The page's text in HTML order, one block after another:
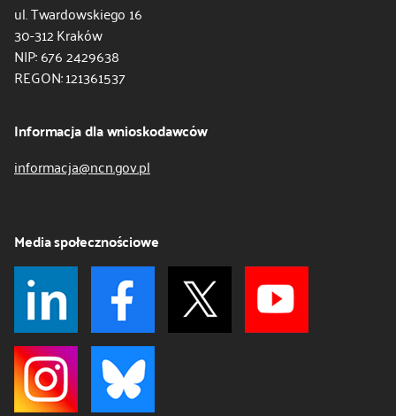
ul. Twardowskiego 16
30-312 Kraków
NIP: 676 2429638
REGON: 121361537
Informacja dla wnioskodawców
informacja@ncn.gov.pl
Media społecznościowe